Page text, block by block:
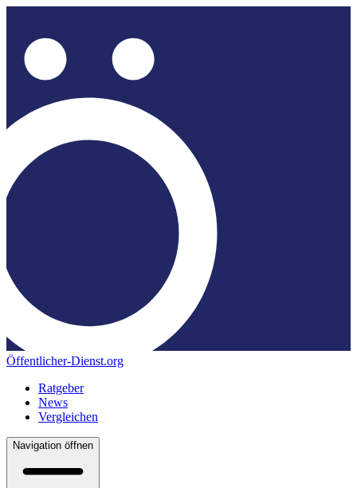
Öffentlicher-Dienst.org
Ratgeber
News
Vergleichen
Navigation öffnen